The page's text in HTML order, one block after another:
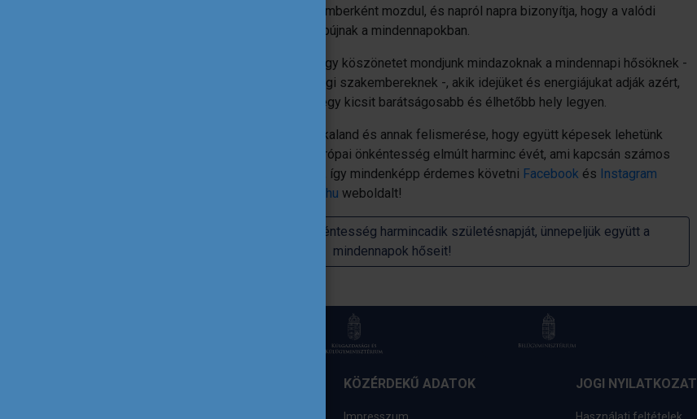
annak, amikor számtalan önkéntes egy emberként mozdul, és napról napra bizonyítja, hogy a valódi
hőstettek sokszor csak szerényen megbújnak a mindennapokban.
Az elmúlt harminc év alkalmat ad arra, hogy köszönetet mondjunk mindazoknak a mindennapi hősöknek -
önkénteseknek, mentoroknak vagy ifjúsági szakembereknek -, akik idejüket és energiájukat adják azért,
hogy a közösségeink és ezáltal a világ egy kicsit barátságosabb és élhetőbb hely legyen.
Örök élmények, új barátságok, rengeteg kaland és annak felismerése, hogy együtt képesek lehetünk
változást elérni. Ezek fémjelezték az európai önkéntesség elmúlt harminc évét, ami kapcsán számos
érdekességgel és történettel készülünk, így mindenképp érdemes követni Facebook és Instagram
szolidaritásitestület.hu weboldalt!
Ünnepeljük együtt az európai önkéntesség harmincadik születésnapját, ünnepeljük együtt a
mindennapok hőseit!
KÖZÉRDEKŰ ADATOK JOGI NYILATKOZAT